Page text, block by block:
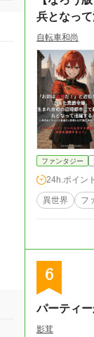
兵となっ
自転車和尚
ファンタジー
24h.ポイント
異世界 フ
6
パーティ
影茸